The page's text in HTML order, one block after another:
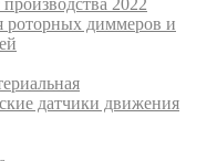
2022
диммеров и
датчики движения